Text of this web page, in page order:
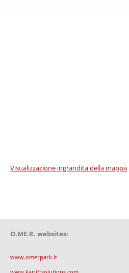
Visualizzazione ingrandita della mappa
O.ME.R. websites:
www.omerpark.it